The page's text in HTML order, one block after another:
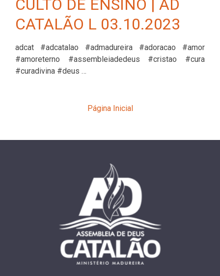
CULTO DE ENSINO | AD
CATALÃO L 03.10.2023
adcat #adcatalao #admadureira #adoracao #amor
#amoreterno #assembleiadedeus #cristao #cura
#curadivina #deus …
Página Inicial